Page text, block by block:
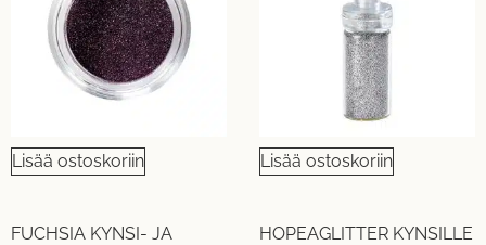
Lisää ostoskoriin
FUCHSIA KYNSI- JA
Lisää ostoskoriin
HOPEAGLITTER KYNSILLE